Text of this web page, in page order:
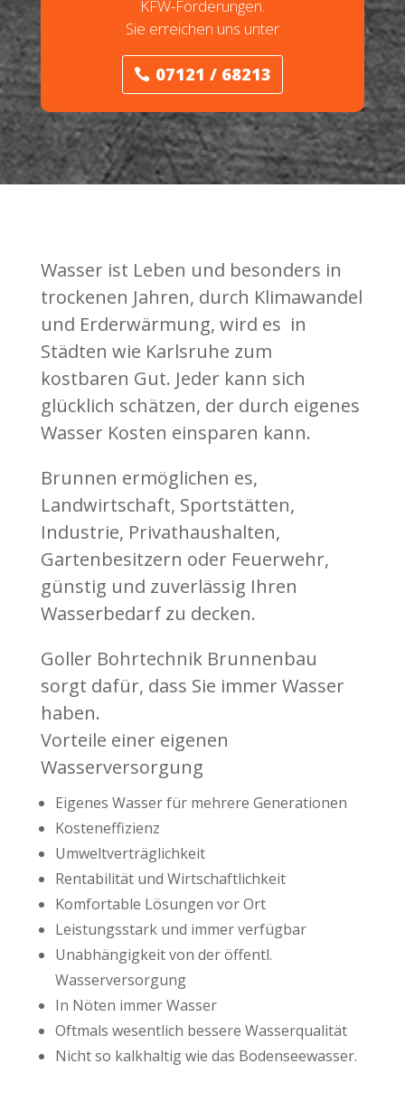
KFW-Förderungen.
Sie erreichen uns unter
07121 / 68213
Wasser ist Leben und besonders in
trockenen Jahren, durch Klimawandel
und Erderwärmung, wird es in
Städten wie Karlsruhe zum
kostbaren Gut. Jeder kann sich
glücklich schätzen, der durch eigenes
Wasser Kosten einsparen kann.
Brunnen ermöglichen es,
Landwirtschaft, Sportstätten,
Industrie, Privathaushalten,
Gartenbesitzern oder Feuerwehr,
günstig und zuverlässig Ihren
Wasserbedarf zu decken.
Goller Bohrtechnik Brunnenbau
sorgt dafür, dass Sie immer Wasser
haben.
Vorteile einer eigenen
Wasserversorgung
Eigenes Wasser für mehrere Generationen
Kosteneffizienz
Umweltverträglichkeit
Rentabilität und Wirtschaftlichkeit
Komfortable Lösungen vor Ort
Leistungsstark und immer verfügbar
Unabhängigkeit von der öffentl.
Wasserversorgung
In Nöten immer Wasser
Oftmals wesentlich bessere Wasserqualität
Nicht so kalkhaltig wie das Bodenseewasser.